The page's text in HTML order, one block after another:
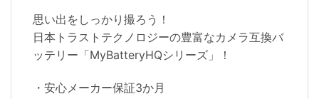
思い出をしっかり撮ろう！
日本トラストテクノロジーの豊富なカメラ互換バ
ッテリー「MyBatteryHQシリーズ」！
・安心メーカー保証3か月